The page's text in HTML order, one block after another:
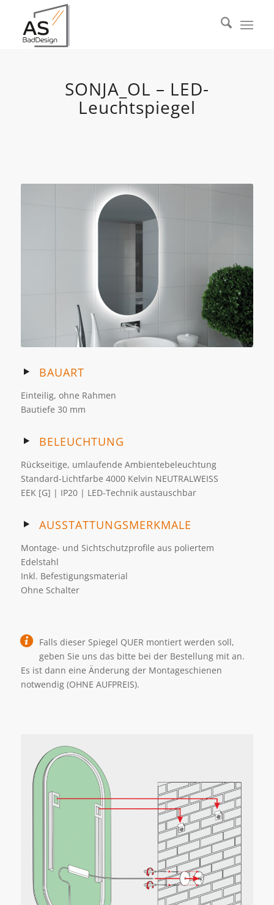
SONJA_OL – LED-
Leuchtspiegel
BAUART
Einteilig, ohne Rahmen
Bautiefe 30 mm
BELEUCHTUNG
Rückseitige, umlaufende Ambientebeleuchtung
Standard-Lichtfarbe 4000 Kelvin NEUTRALWEISS
EEK [G] | IP20 | LED-Technik austauschbar
AUSSTATTUNGSMERKMALE
Montage- und Sichtschutzprofile aus poliertem
Edelstahl
Inkl. Befestigungsmaterial
Ohne Schalter
Falls dieser Spiegel QUER montiert werden soll,
geben Sie uns das bitte bei der Bestellung mit an.
Es ist dann eine Änderung der Montageschienen
notwendig (OHNE AUFPREIS).